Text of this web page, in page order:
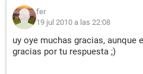
fer
19 jul 2010 a las 22:08
uy oye muchas gracias, aunque
gracias por tu respuesta ;)